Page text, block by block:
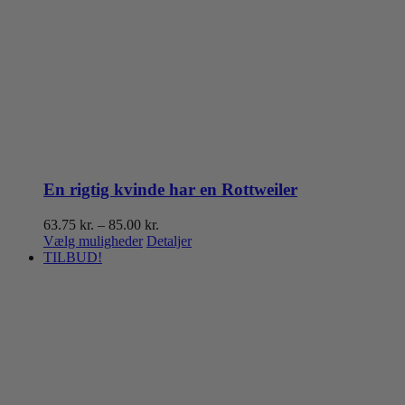
En rigtig kvinde har en Rottweiler
63.75 kr. – 85.00 kr.
63.75 kr.
Vælg muligheder Dette
Detaljer
TILBUD!